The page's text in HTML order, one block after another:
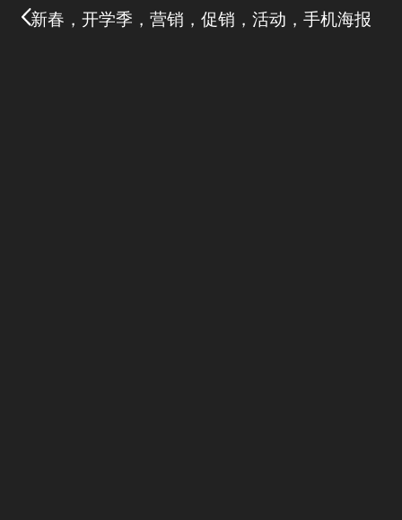
新春，开学季，营销，促销，活动，手机海报